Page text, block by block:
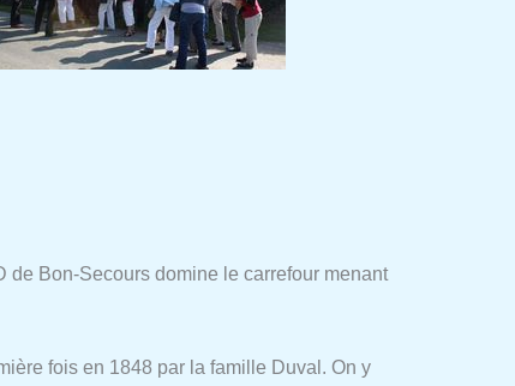
Bon-Secours domine le carrefour menant
fois en 1848 par la famille Duval. On y